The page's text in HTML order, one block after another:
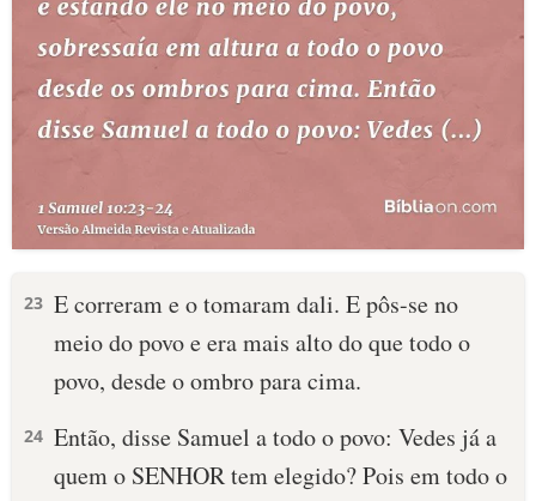
23 E correram e o tomaram dali. E pôs-se no
meio do povo e era mais alto do que todo o
povo, desde o ombro para cima.
24 Então, disse Samuel a todo o povo: Vedes já a
quem o SENHOR tem elegido? Pois em todo o